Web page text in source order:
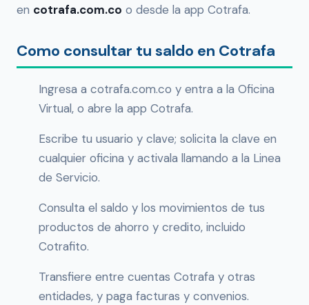
en cotrafa.com.co o desde la app Cotrafa.
Como consultar tu saldo en Cotrafa
Ingresa a cotrafa.com.co y entra a la Oficina
Virtual, o abre la app Cotrafa.
Escribe tu usuario y clave; solicita la clave en
cualquier oficina y activala llamando a la Linea
de Servicio.
Consulta el saldo y los movimientos de tus
productos de ahorro y credito, incluido
Cotrafito.
Transfiere entre cuentas Cotrafa y otras
entidades, y paga facturas y convenios.